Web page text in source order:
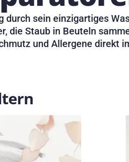
sein einzigartiges
die Staub in Beuteln
und Allergene direkt